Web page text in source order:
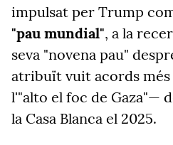
impulsat per Trump
"pau mundial", a la
seva "novena pau"
atribuït vuit acords
l'"alto el foc de Gaza"—
la Casa Blanca el 2025.